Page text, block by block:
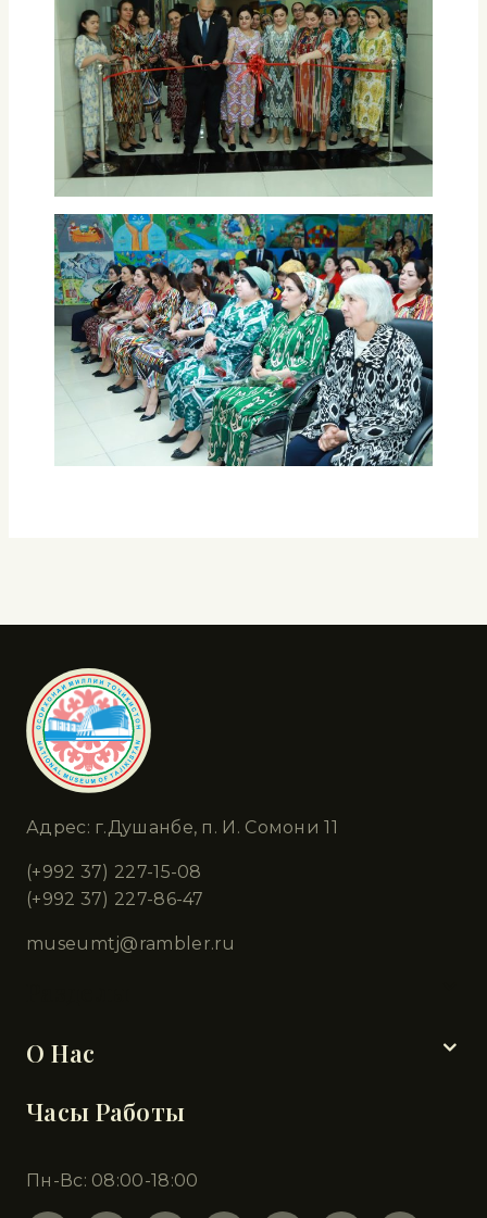
Адрес: г.Душанбе, п. И. Сомони 11
(+992 37) 227-15-08
(+992 37) 227-86-47
museumtj@rambler.ru
О Нас
Часы Работы
Пн-Вс: 08:00-18:00